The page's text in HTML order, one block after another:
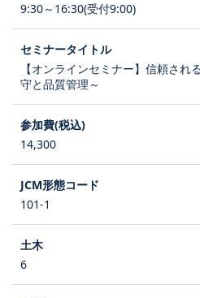
9:30～16:30(受付9:00)
【オンラインセミナー】信頼さ
守と品質管理～
14,300
101-1
6